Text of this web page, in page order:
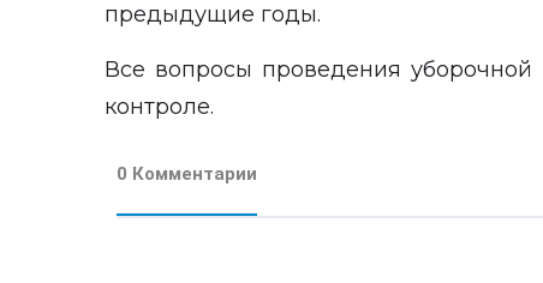
предыдущие годы.
Все вопросы проведения
контроле.
0 Комментарии